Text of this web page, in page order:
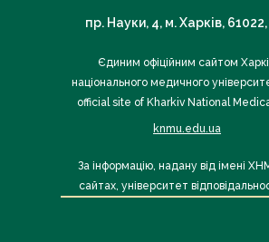
пр. Науки, 4, м. Харків,
Єдиним офіційним сайтом
національного медичного
official site of Kharkiv National
knmu.edu.ua
За інформацію, надану від імені
сайтах, університет